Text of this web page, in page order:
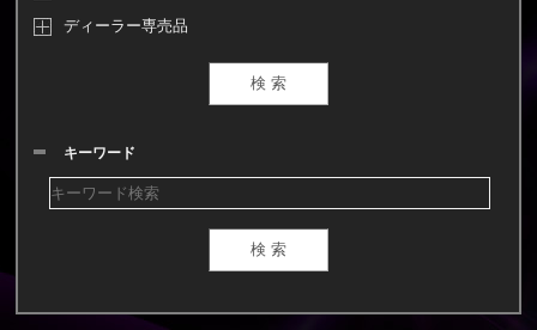
ディーラー専売品
キーワード